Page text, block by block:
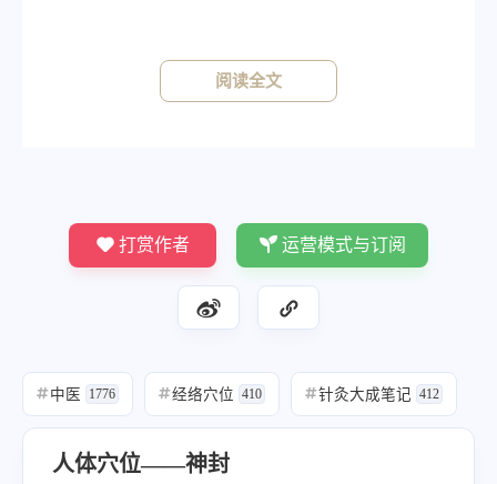
阅读全文
打赏作者 运营模式与订阅
#中医 1776 #经络穴位 410 #针灸大成笔记 412
人体穴位——神封